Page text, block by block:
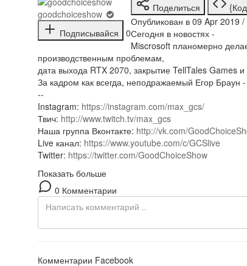
goodchoiceshow
Подписывайся
0
Поделиться
Опубликован в 09 Apr 2019
Сегодня в новостях -
Miscrosoft планомерно
производственным проблемам,
дата выхода RTX 2070, закрытие TellTales Games
За кадром как всегда, неподражаемый Егор Браун -
--
Instagram: https://instagram.com/max_gcs/
Твич: http://www.twitch.tv/max_gcs
Наша группа Вконтакте: http://vk.com/
Live канал: https://www.youtube.com/c/GCSlive
Twitter: https://twitter.com/GoodChoiceShow
Показать больше
0 Комментарии
Комментарии Facebook